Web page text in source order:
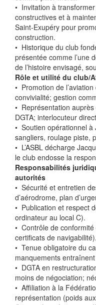
•⁠ ⁠Invitation à
constructives et à
Saint-Exupéry pour
construction.
•⁠ ⁠Historique du club
présentée comme l’une
de l’histoire envisagé,
Rôle et utilité du club/
•⁠ ⁠Promotion de
convivialité; gestion
•⁠ ⁠Représentation
DGTA; interlocuteur
•⁠ ⁠Soutien opérationnel
sangliers, roulage piste,
•⁠ ⁠L’ASBL décharge
le club endosse la
Responsabilités
autorités
•⁠ ⁠Sécurité et entretien
d’aérodrome, plan
•⁠ ⁠Publication et respect
ordinateur au local C).
•⁠ ⁠Contrôle de
certificats de navigabilité).
•⁠ ⁠Tenue obligatoire du
manquements
•⁠ ⁠DGTA en
moins de négociation;
•⁠ ⁠Affiliation à la
représentation (poids